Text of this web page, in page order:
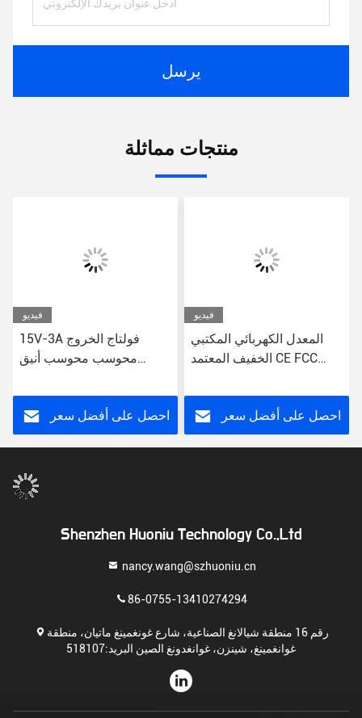
يرسل
منتجات مماثلة
فيديو
15V-3A فولتاج الخروج
محوسب محوسب أنيق
للكمبيوترات المكتبية
احصل على أفضل سعر
فيديو
المعدل الكهربائي المكتبي
الخفيف المعتمد CE FCC
احصل على أفضل سعر
Shenzhen Huoniu Technology Co.,Ltd
nancy.wang@szhuoniu.cn
86-0755-13410274294
رقم 16 منطقة شيالانغ الصناعية، شارع غونغمينغ ماتيان، منطقة
غوانغمينغ، شينزن، غوانغدونغ الصين البريد:518107